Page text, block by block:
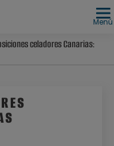
Menú
celadores Canarias: